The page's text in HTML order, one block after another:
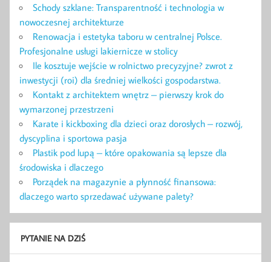
Schody szklane: Transparentność i technologia w
nowoczesnej architekturze
Renowacja i estetyka taboru w centralnej Polsce.
Profesjonalne usługi lakiernicze w stolicy
Ile kosztuje wejście w rolnictwo precyzyjne? zwrot z
inwestycji (roi) dla średniej wielkości gospodarstwa.
Kontakt z architektem wnętrz – pierwszy krok do
wymarzonej przestrzeni
Karate i kickboxing dla dzieci oraz dorosłych – rozwój,
dyscyplina i sportowa pasja
Plastik pod lupą – które opakowania są lepsze dla
środowiska i dlaczego
Porządek na magazynie a płynność finansowa:
dlaczego warto sprzedawać używane palety?
PYTANIE NA DZIŚ